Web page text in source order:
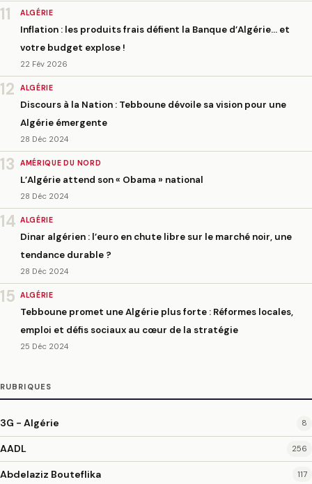
11 ALGÉRIE
Inflation : les produits frais défient la Banque d’Algérie… et
votre budget explose !
22 Fév 2026
12 ALGÉRIE
Discours à la Nation : Tebboune dévoile sa vision pour une
Algérie émergente
28 Déc 2024
13 AMÉRIQUE DU NORD
L’Algérie attend son « Obama » national
28 Déc 2024
14 ALGÉRIE
Dinar algérien : l’euro en chute libre sur le marché noir, une
tendance durable ?
28 Déc 2024
15 ALGÉRIE
Tebboune promet une Algérie plus forte : Réformes locales,
emploi et défis sociaux au cœur de la stratégie
25 Déc 2024
RUBRIQUES
3G - Algérie 8
AADL 256
Abdelaziz Bouteflika 117